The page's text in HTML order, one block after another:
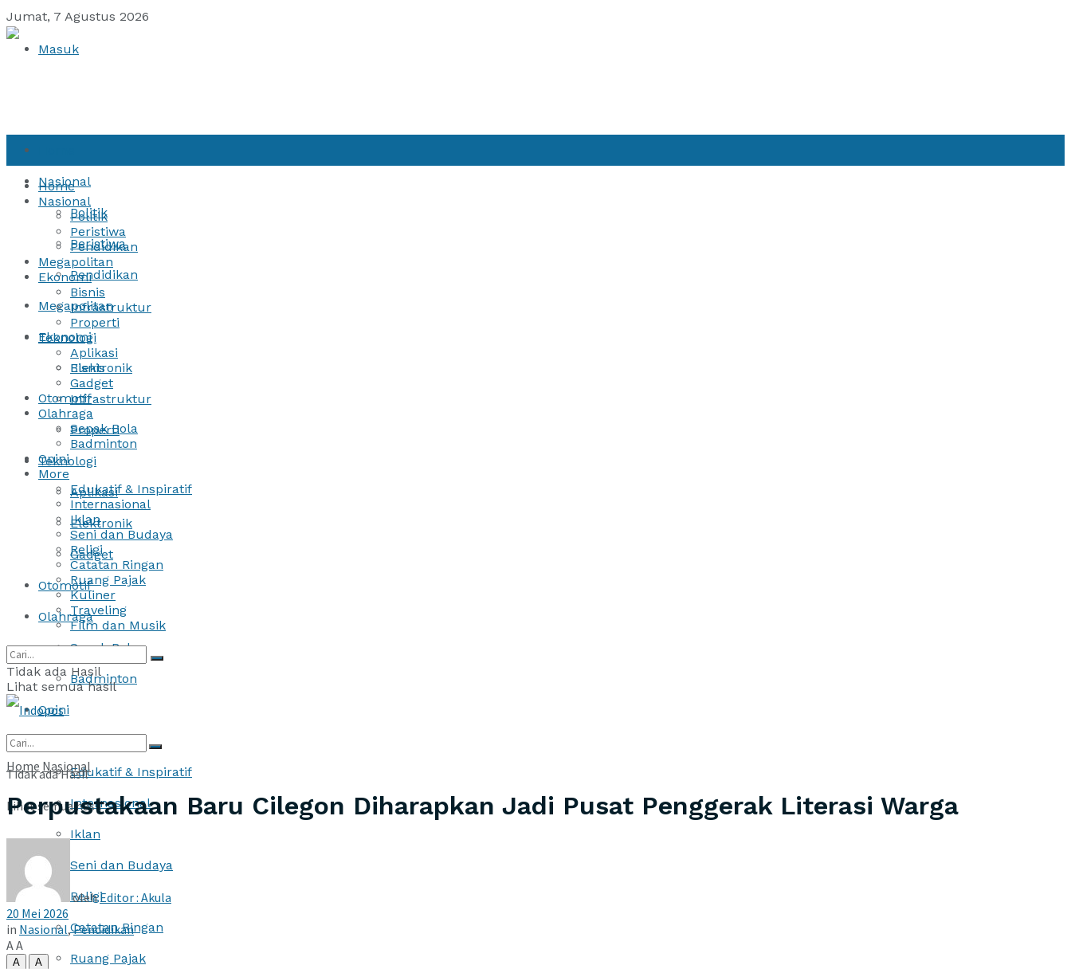
Jumat, 7 Agustus 2026
Masuk
Nasional
Politik
Peristiwa
Pendidikan
Megapolitan
Ekonomi
Bisnis
Infrastruktur
Properti
Teknologi
Aplikasi
Elektronik
Gadget
Otomotif
Olahraga
Sepak Bola
Badminton
Opini
Edukatif & Inspiratif
Internasional
Iklan
Seni dan Budaya
Religi
Catatan Ringan
Ruang Pajak
Home
Nasional
Politik
Peristiwa
Pendidikan
Megapolitan
Ekonomi
Bisnis
Infrastruktur
Properti
Teknologi
Aplikasi
Elektronik
Gadget
Otomotif
Olahraga
Sepak Bola
Badminton
Opini
More
Edukatif & Inspiratif
Internasional
Iklan
Seni dan Budaya
Religi
Catatan Ringan
Ruang Pajak
Kuliner
Traveling
Film dan Musik
Tidak ada Hasil
Lihat semua hasil
Tidak ada Hasil
Lihat semua hasil
Home Nasional
Perpustakaan Baru Cilegon Diharapkan Jadi Pusat Penggerak Literasi Warga
oleh Editor : Akula
20 Mei 2026
in Nasional,Pendidikan
AA
A
A